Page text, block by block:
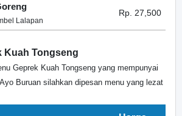
Lalapan
Rp. 27,500
Kuah Tongseng
Geprek Kuah Tongseng yang mempunyai
Buruan silahkan dipesan menu yang lezat